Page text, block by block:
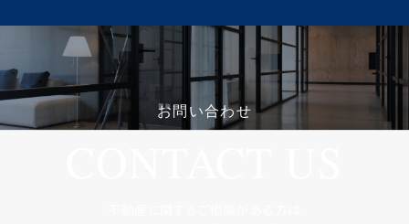
個別相談会
自宅や職場などご都合の良い場所から、ビデオ通話を使用して、
物件の購入・売却・賃貸はもちろん管理・投資・相続など不動産に
関わることは何でもご相談できます。
お問い合わせ